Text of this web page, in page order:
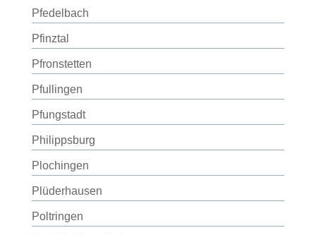
Pfedelbach
Pfinztal
Pfronstetten
Pfullingen
Pfungstadt
Philippsburg
Plochingen
Plüderhausen
Poltringen